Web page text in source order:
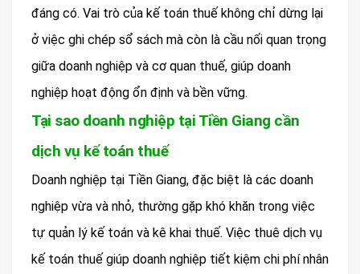
đáng có. Vai trò của kế toán thuế không chỉ dừng lại
ở việc ghi chép sổ sách mà còn là cầu nối quan trọng
giữa doanh nghiệp và cơ quan thuế, giúp doanh
nghiệp hoạt động ổn định và bền vững.
Tại sao doanh nghiệp tại Tiền Giang cần
dịch vụ kế toán thuế
Doanh nghiệp tại Tiền Giang, đặc biệt là các doanh
nghiệp vừa và nhỏ, thường gặp khó khăn trong việc
tự quản lý kế toán và kê khai thuế. Việc thuê dịch vụ
kế toán thuế giúp doanh nghiệp tiết kiệm chi phí nhân